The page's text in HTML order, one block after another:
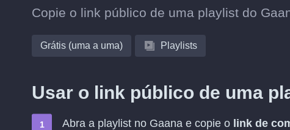
Copie o link público de uma playlist do
Grátis (uma a uma) Playlists
Usar o link público de uma
Abra a playlist no Gaana e copie o link de